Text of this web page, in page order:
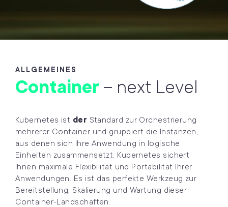
ALLGEMEINES
Container – next Level
Kubernetes ist der Standard zur Orchestrierung
mehrerer Container und gruppiert die Instanzen,
aus denen sich Ihre Anwendung in logische
Einheiten zusammensetzt. Kubernetes sichert
Ihnen maximale Flexibilität und Portabilität Ihrer
Anwendungen. Es ist das perfekte Werkzeug zur
Bereitstellung, Skalierung und Wartung dieser
Container-Landschaften.